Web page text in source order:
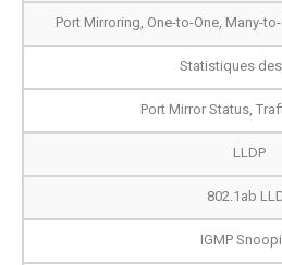
Port Mirroring, One-to-One, Many-
Statistiques
Port Mirror Status,
LLDP
802.1ab
IGMP